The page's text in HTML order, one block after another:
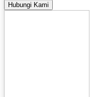
Hubungi Kami